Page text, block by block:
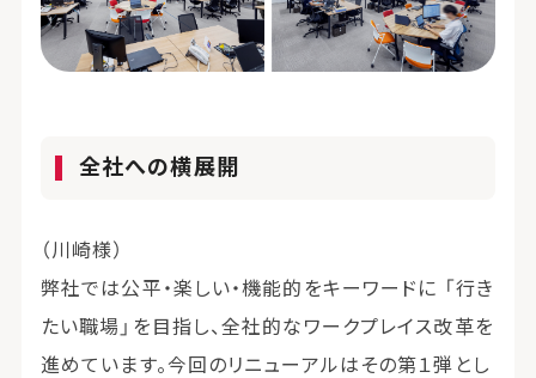
全社への横展開
（川崎様）
弊社では公平・楽しい・機能的をキーワードに 「行き
たい職場」を目指し、全社的なワークプレイス改革を
進めています。今回のリニューアルはその第１弾とし